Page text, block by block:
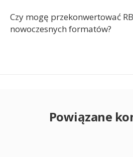
Czy mogę przekonwertować
nowoczesnych formatów?
Powiązane